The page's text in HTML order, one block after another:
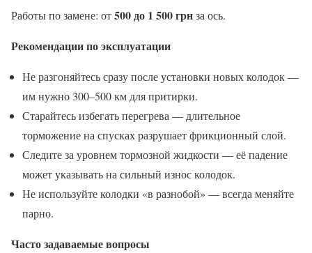
Работы по замене: от500 до 1 500 грнза ось.
Рекомендации по эксплуатации
Не разгоняйтесь сразу после установки новых колодок —
им нужно 300–500 км для притирки.
Старайтесь избегать перегрева — длительное
торможение на спусках разрушает фрикционный слой.
Следите за уровнем тормозной жидкости — её падение
может указывать на сильный износ колодок.
Не используйте колодки «в разнобой» — всегда меняйте
парно.
Часто задаваемые вопросы